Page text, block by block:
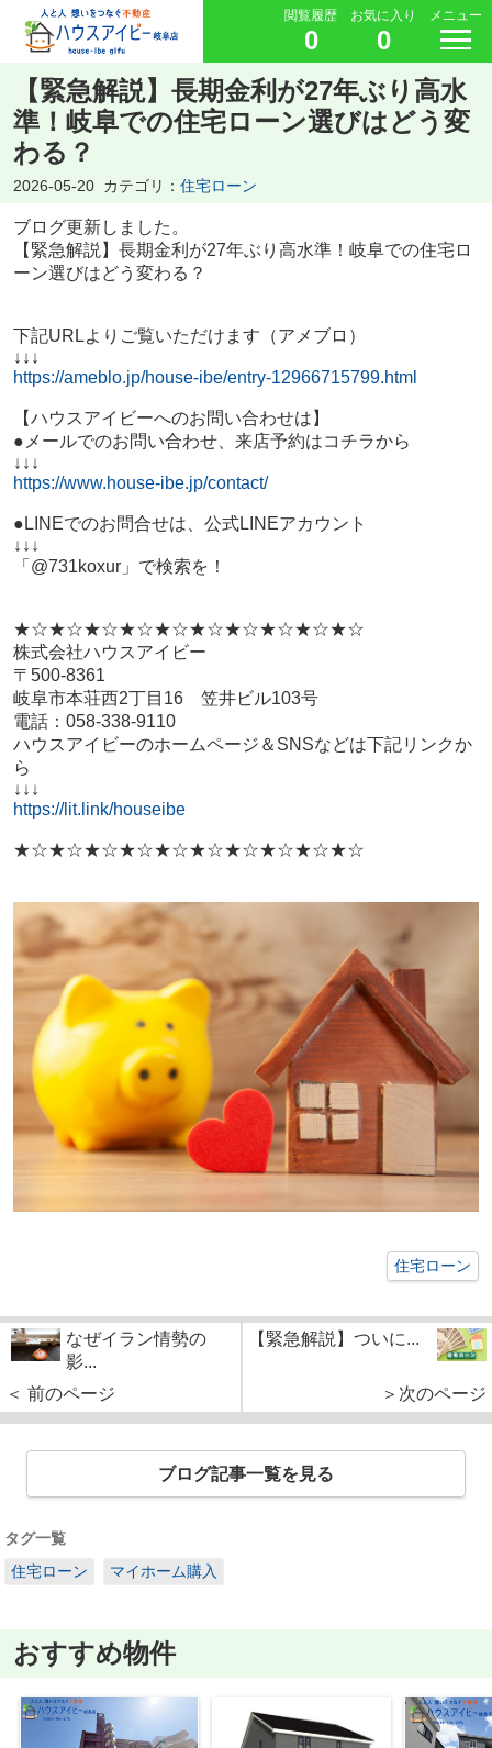
閲覧履歴
0
お気に入り
0
メニュー
【緊急解説】長期金利が27年ぶり高水
準！岐阜での住宅ローン選びはどう変
わる？
2026-05-20 カテゴリ： 住宅ローン
ブログ更新しました。
【緊急解説】長期金利が27年ぶり高水準！岐阜での住宅ロ
ーン選びはどう変わる？
下記URLよりご覧いただけます（アメブロ）
↓↓↓
https://ameblo.jp/house-ibe/entry-12966715799.html
【ハウスアイビーへのお問い合わせは】
●メールでのお問い合わせ、来店予約はコチラから
↓↓↓
https://www.house-ibe.jp/contact/
●LINEでのお問合せは、公式LINEアカウント
↓↓↓
「@731koxur」で検索を！
★☆★☆★☆★☆★☆★☆★☆★☆★☆★☆
株式会社ハウスアイビー
〒500-8361
岐阜市本荘西2丁目16 笠井ビル103号
電話：058-338-9110
ハウスアイビーのホームページ＆SNSなどは下記リンクか
ら
↓↓↓
https://lit.link/houseibe
★☆★☆★☆★☆★☆★☆★☆★☆★☆★☆
住宅ローン
なぜイラン情勢の
影...
＜ 前のページ
【緊急解説】ついに...
＞次のページ
ブログ記事一覧を見る
タグ一覧
住宅ローン
マイホーム購入
おすすめ物件